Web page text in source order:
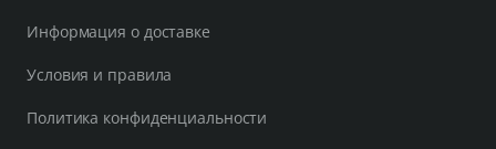
Информация о доставке
Условия и правила
Политика конфиденциальности